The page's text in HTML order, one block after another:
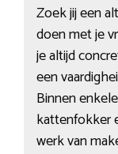
Zoek jij een
doen met je
je altijd
een
Binnen
kattenfokker
werk van